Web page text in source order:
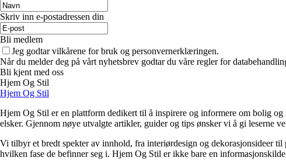
Skriv inn e-postadressen din
Bli medlem
Jeg godtar vilkårene for bruk og personvernerklæringen.
Når du melder deg på vårt nyhetsbrev godtar du våre regler for
Bli kjent med oss
Hjem Og Stil
Hjem Og Stil
Hjem Og Stil er en plattform dedikert til å inspirere og informere om bolig
elsker. Gjennom nøye utvalgte artikler, guider og tips ønsker vi å gi leserne
Vi tilbyr et bredt spekter av innhold, fra interiørdesign og dekorasjonsideer
hvilken fase de befinner seg i. Hjem Og Stil er ikke bare en